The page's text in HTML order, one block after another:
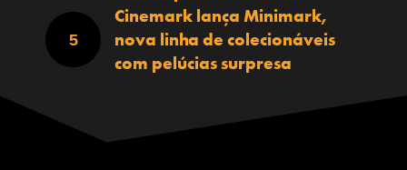
Cinemark lança Minimark,
nova linha de colecionáveis
com pelúcias surpresa